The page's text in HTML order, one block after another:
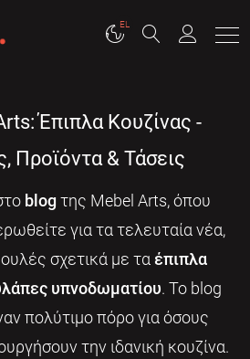
EL
Έπιπλα Κουζίνας -
Προϊόντα & Τάσεις
blogτης Mebel Arts, όπου
για τα τελευταία νέα,
σχετικά με τα έπιπλα
υπνοδωματίου. Το blog
πολύτιμο πόρο για όσους
την ιδανική κουζίνα.